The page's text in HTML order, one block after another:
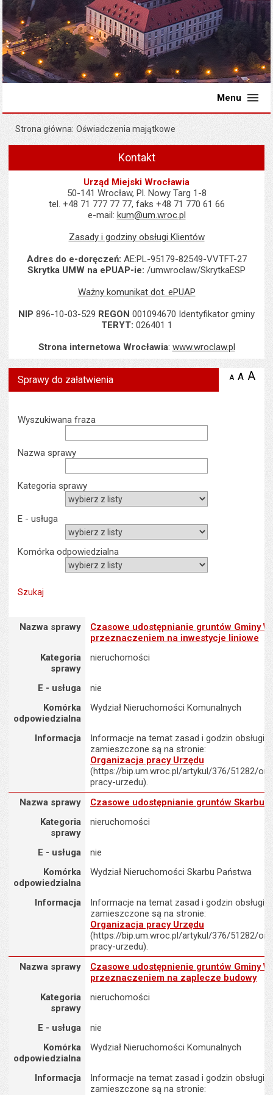
Menu
Strona główna Oświadczenia majątkowe
Kontakt
Urząd Miejski Wrocławia
50-141 Wrocław, Pl. Nowy Targ 1-8
tel. +48 71 777 77 77, faks +48 71 770 61 66
e-mail: kum@um.wroc.pl
Zasady i godziny obsługi Klientów
Adres do e-doręczeń: AE:PL-95179-82549-VVTFT-27
Skrytka UMW na ePUAP-ie: /umwroclaw/SkrytkaESP
Ważny komunikat dot. ePUAP
NIP 896-10-03-529 REGON 001094670 Identyfikator gminy
TERYT: 026401 1
Strona internetowa Wrocławia: www.wroclaw.pl
Sprawy do załatwienia A zmniejsz
A A
Wyszukiwarka
Wyszukiwana fraza
Nazwa sprawy
Kategoria sprawy
E - usługa
Komórka odpowiedzialna
Nazwa sprawy : Czasowe udostępnianie gruntów Gminy
Nazwa sprawy
Czasowe udostępnianie gruntów Gminy
przeznaczeniem na inwestycje liniowe
Kategoria
sprawy
nieruchomości
E - usługa
nie
Komórka
odpowiedzialna
Wydział Nieruchomości Komunalnych
Informacja
Informacje na temat zasad i godzin obsługi
zamieszczone są na stronie:
Organizacja pracy Urzędu
(https://bip.um.wroc.pl/artykul/376/51282/
pracy-urzedu).
Nazwa sprawy : Czasowe udostępnianie gruntów Skarbu Państwa
Nazwa sprawy
Czasowe udostępnianie gruntów Skarbu
Kategoria
sprawy
nieruchomości
E - usługa
nie
Komórka
odpowiedzialna
Wydział Nieruchomości Skarbu Państwa
Informacja
Informacje na temat zasad i godzin obsługi
zamieszczone są na stronie:
Organizacja pracy Urzędu
(https://bip.um.wroc.pl/artykul/376/51282/
pracy-urzedu).
Nazwa sprawy : Czasowe udostępnienie gruntów Gminy
Nazwa sprawy
Czasowe udostępnienie gruntów Gminy
przeznaczeniem na zaplecze budowy
Kategoria
sprawy
nieruchomości
E - usługa
nie
Komórka
odpowiedzialna
Wydział Nieruchomości Komunalnych
Informacja
Informacje na temat zasad i godzin obsługi
zamieszczone są na stronie: